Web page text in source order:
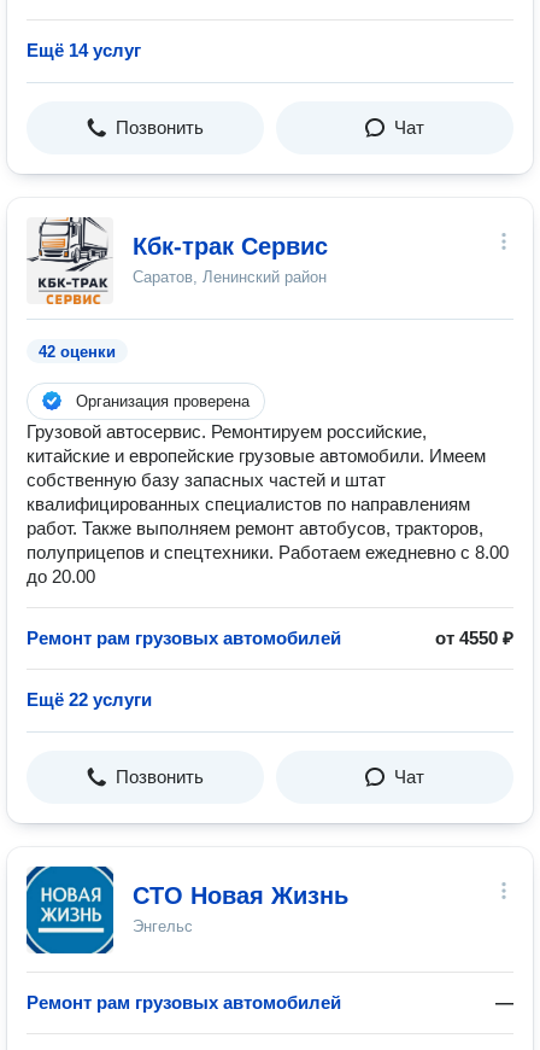
Ещё 14 услуг
Позвонить Чат
Кбк-трак Сервис
Саратов, Ленинский район
42 оценки
Организация проверена
Грузовой автосервис. Ремонтируем российские,
китайские и европейские грузовые автомобили. Имеем
собственную базу запасных частей и штат
квалифицированных специалистов по направлениям
работ. Также выполняем ремонт автобусов, тракторов,
полуприцепов и спецтехники. Работаем ежедневно с 8.00
до 20.00
Ремонт рам грузовых автомобилей от 4550 ₽
Ещё 22 услуги
Позвонить Чат
СТО Новая Жизнь
Энгельс
Ремонт рам грузовых автомобилей —